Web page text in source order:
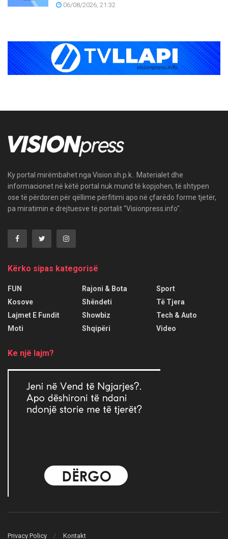
06/08/2026, 21:32
Ky portal mirëmbahet nga Vision sh.p.k.. Materialet dhe
informacionet në këtë portal nuk mund të kopjohen, të shtypen
ose të përdoren për qëllime përfitimi apo në çfarëdo forme tjetër,
pa miratimin e drejtuesve të portalit "Visionpress.info".
Kërko sipas kategorisë
FUN
Kosove
Lajmet E Fundit
Moti
Rajoni & Bota
Shëndeti
Showbiz
Shqipëri
Sport
Të Tjera
Tech & Auto
Video
Ke një lajm?
Privacy Policy Kontakt